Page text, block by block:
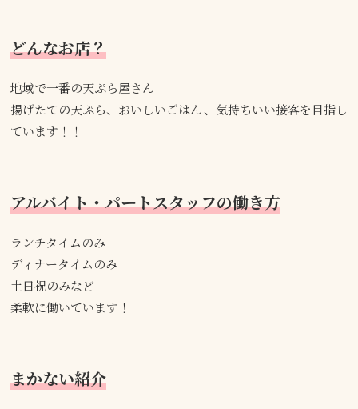
どんなお店？
地域で一番の天ぷら屋さん
揚げたての天ぷら、おいしいごはん、気持ちいい接客を目指し
ています！！
アルバイト・パートスタッフの働き方
ランチタイムのみ
ディナータイムのみ
土日祝のみなど
柔軟に働いています！
まかない紹介